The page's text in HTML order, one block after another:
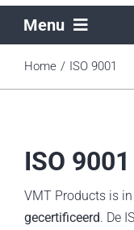
Menu
Home
Services
Home ISO 9001
ISO
VMT Products is
gecertificeerd. De